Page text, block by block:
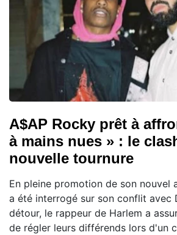
A$AP Rocky prêt à
à mains nues » : le
nouvelle tournure
En pleine promotion de son nouvel
a été interrogé sur son conflit avec
détour, le rappeur de Harlem a
de régler leurs différends lors d'un